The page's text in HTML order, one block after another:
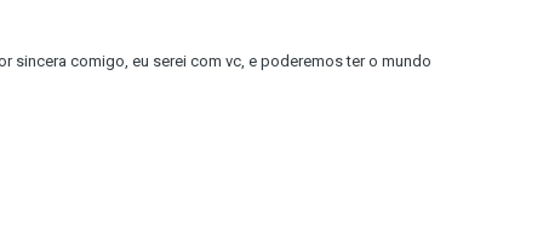
sincera comigo, eu serei com vc, e poderemos ter o mundo